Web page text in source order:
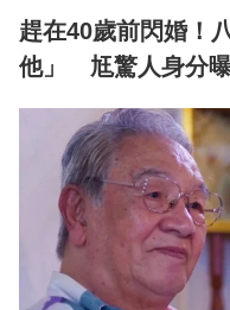
趕在40歲前閃婚！
他」 尪驚人身分曝